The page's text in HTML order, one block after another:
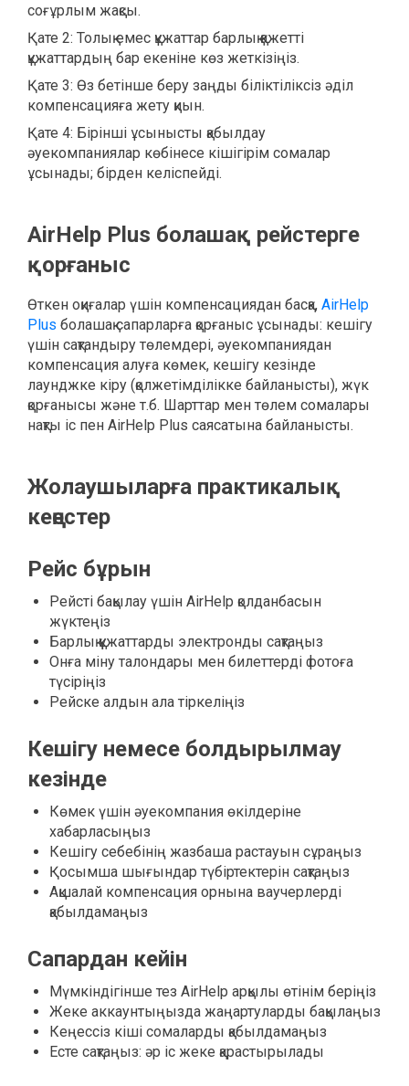
соғұрлым жақсы.
Қате 2: Толық емес құжаттар барлық қажетті
құжаттардың бар екеніне көз жеткізіңіз.
Қате 3: Өз бетінше беру заңды біліктіліксіз әділ
компенсацияға жету қиын.
Қате 4: Бірінші ұсынысты қабылдау
әуекомпаниялар көбінесе кішігірім сомалар
ұсынады; бірден келіспейді.
AirHelp Plus болашақ рейстерге
қорғаныс
Өткен оқиғалар үшін компенсациядан басқа, AirHelp
Plus болашақ сапарларға қорғаныс ұсынады: кешігу
үшін сақтандыру төлемдері, әуекомпаниядан
компенсация алуға көмек, кешігу кезінде
лаунджке кіру (қолжетімділікке байланысты), жүк
қорғанысы және т.б. Шарттар мен төлем сомалары
нақты іс пен AirHelp Plus саясатына байланысты.
Жолаушыларға практикалық
кеңестер
Рейс бұрын
Рейсті бақылау үшін AirHelp қолданбасын
жүктеңіз
Барлық құжаттарды электронды сақтаңыз
Онға міну талондары мен билеттерді фотоға
түсіріңіз
Рейске алдын ала тіркеліңіз
Кешігу немесе болдырылмау
кезінде
Көмек үшін әуекомпания өкілдеріне
хабарласыңыз
Кешігу себебінің жазбаша растауын сұраңыз
Қосымша шығындар түбіртектерін сақтаңыз
Ақшалай компенсация орнына ваучерлерді
қабылдамаңыз
Сапардан кейін
Мүмкіндігінше тез AirHelp арқылы өтінім беріңіз
Жеке аккаунтыңызда жаңартуларды бақылаңыз
Кеңессіз кіші сомаларды қабылдамаңыз
Есте сақтаңыз: әр іс жеке қарастырылады